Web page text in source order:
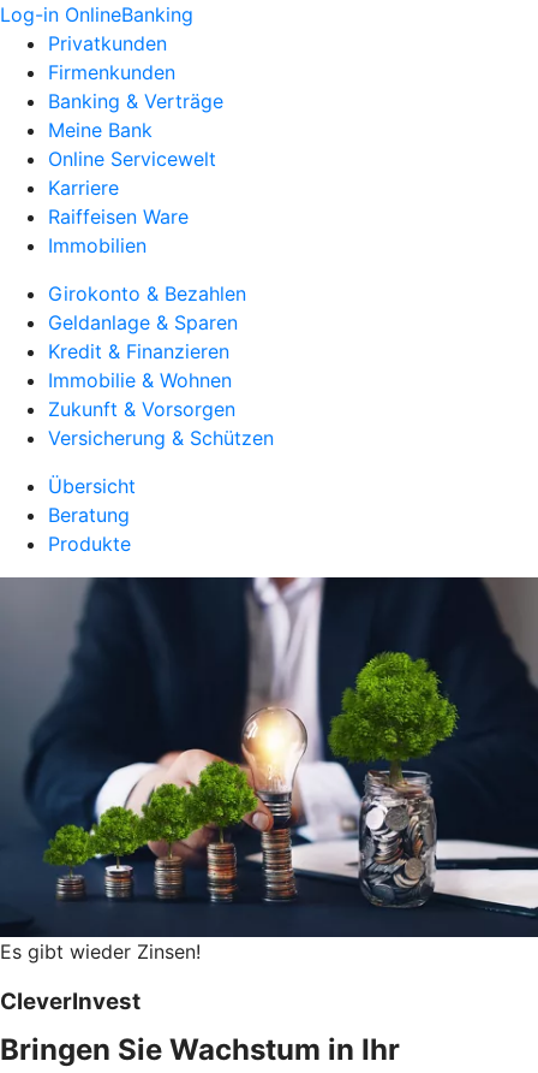
Log-in OnlineBanking
Privatkunden
Firmenkunden
Banking & Verträge
Meine Bank
Online Servicewelt
Karriere
Raiffeisen Ware
Immobilien
Girokonto & Bezahlen
Geldanlage & Sparen
Kredit & Finanzieren
Immobilie & Wohnen
Zukunft & Vorsorgen
Versicherung & Schützen
Übersicht
Beratung
Produkte
Es gibt wieder Zinsen!
CleverInvest
Bringen Sie Wachstum in Ihr